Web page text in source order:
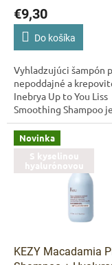
€9,30
Do košíka
Vyhladzujúci šampón
nepoddajné a
Inebrya Up to You Liss
Smoothing Shampoo
čistí, hydratuje a
redukovať
Zlepšuje ovládateľnosť...
Novinka
S kyselinou
hyalurónovou
KEZY Macadamia